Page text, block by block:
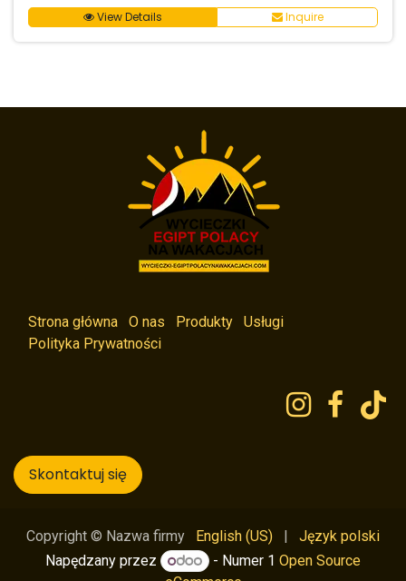
View Details Inquire
Strona główna O nas Produkty
Usługi
Polityka Prywatności
Skontaktuj się
Copyright © Nazwa firmy English (US) |
Język polski
Napędzany przez
- Numer 1Open Source